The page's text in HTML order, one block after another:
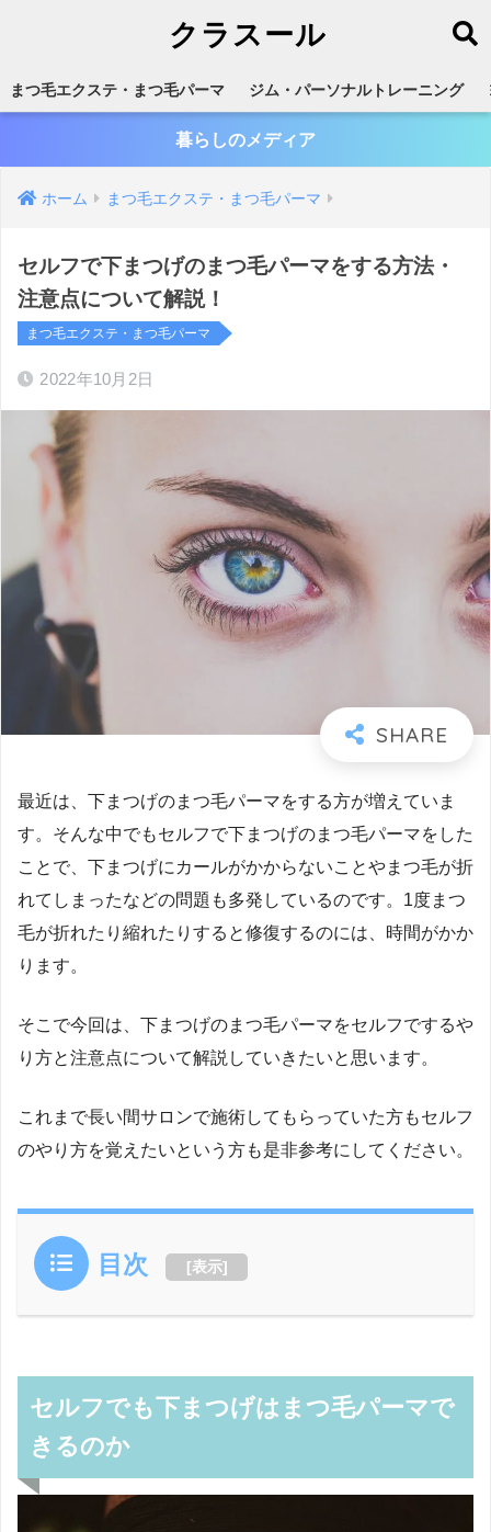
クラスール
まつ毛エクステ・まつ毛パーマ ジム・パーソナルトレーニング
暮らしのメディア
ホーム まつ毛エクステ・まつ毛パーマ
セルフで下まつげのまつ毛パーマをする方法・
注意点について解説！
まつ毛エクステ・まつ毛パーマ
2022年10月2日
最近は、下まつげのまつ毛パーマをする方が増えていま
す。そんな中でもセルフで下まつげのまつ毛パーマをした
ことで、下まつげにカールがかからないことやまつ毛が折
れてしまったなどの問題も多発しているのです。1度まつ
毛が折れたり縮れたりすると修復するのには、時間がかか
ります。
そこで今回は、下まつげのまつ毛パーマをセルフでするや
り方と注意点について解説していきたいと思います。
これまで長い間サロンで施術してもらっていた方もセルフ
のやり方を覚えたいという方も是非参考にしてください。
目次 [表示]
セルフでも下まつげはまつ毛パーマで
きるのか